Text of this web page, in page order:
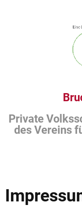
Private
des Vereins